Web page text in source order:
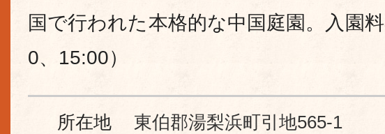
国で行われた本格的な中国庭園。入園
0、15:00）
所在地 東伯郡湯梨浜町引地565-1